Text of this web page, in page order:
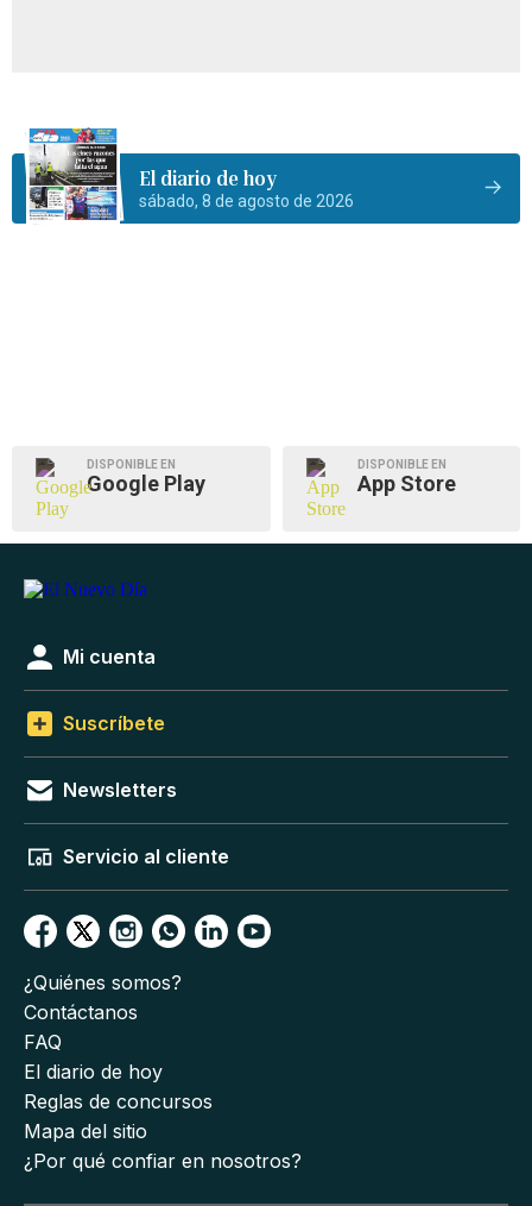
El diario de hoy
sábado, 8 de agosto de 2026
DISPONIBLE EN
Google Play
DISPONIBLE EN
App Store
Mi cuenta
Suscríbete
Newsletters
Servicio al cliente
¿Quiénes somos?
Contáctanos
FAQ
El diario de hoy
Reglas de concursos
Mapa del sitio
¿Por qué confiar en nosotros?